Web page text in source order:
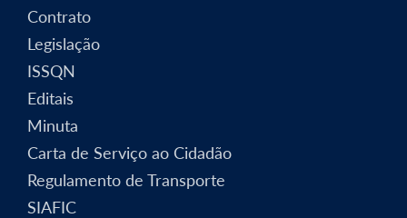
Contrato
Legislação
ISSQN
Editais
Minuta
Carta de Serviço ao Cidadão
Regulamento de Transporte
SIAFIC